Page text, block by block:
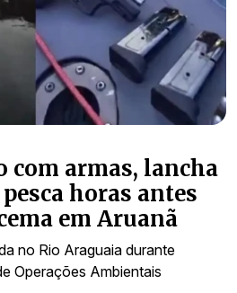
com armas, lancha
horas antes
em Aruanã
no Rio Araguaia durante
Operações Ambientais